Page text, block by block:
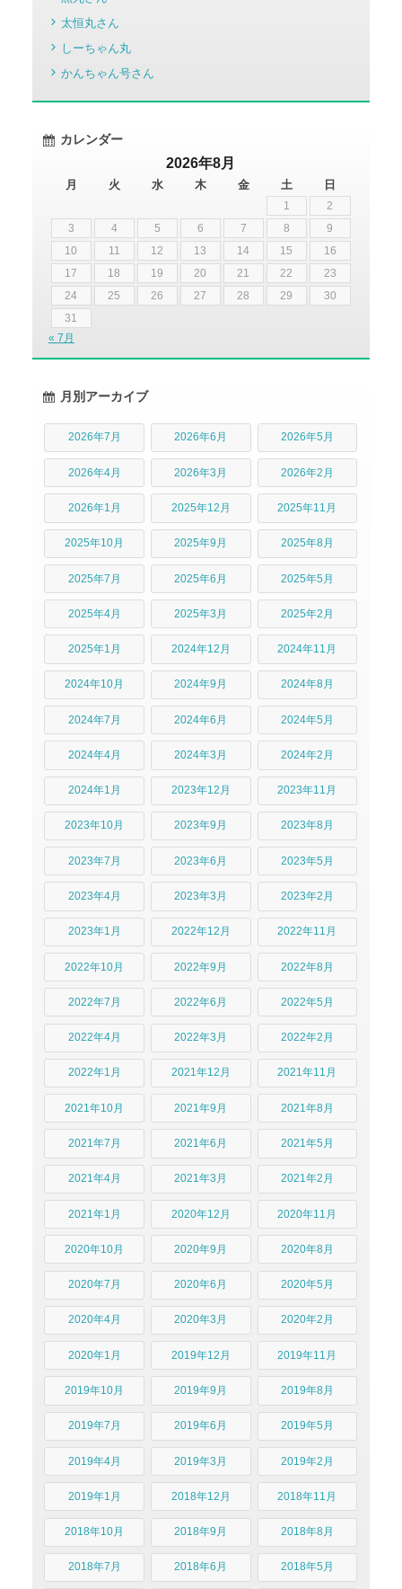
太恒丸さん
しーちゃん丸
かんちゃん号さん
カレンダー
2026年8月
月 火 水 木 金 土 日
1
2
3
4 5 6 7 8
9
10
11 12 13 14 15
16
17
18 19 20 21 22
23
24
25 26 27 28 29
30
31
« 7月
月別アーカイブ
2026年7月 2026年6月 2026年5月
2026年4月 2026年3月 2026年2月
2026年1月 2025年12月 2025年11月
2025年10月 2025年9月 2025年8月
2025年7月 2025年6月 2025年5月
2025年4月 2025年3月 2025年2月
2025年1月 2024年12月 2024年11月
2024年10月 2024年9月 2024年8月
2024年7月 2024年6月 2024年5月
2024年4月 2024年3月 2024年2月
2024年1月 2023年12月 2023年11月
2023年10月 2023年9月 2023年8月
2023年7月 2023年6月 2023年5月
2023年4月 2023年3月 2023年2月
2023年1月 2022年12月 2022年11月
2022年10月 2022年9月 2022年8月
2022年7月 2022年6月 2022年5月
2022年4月 2022年3月 2022年2月
2022年1月 2021年12月 2021年11月
2021年10月 2021年9月 2021年8月
2021年7月 2021年6月 2021年5月
2021年4月 2021年3月 2021年2月
2021年1月 2020年12月 2020年11月
2020年10月 2020年9月 2020年8月
2020年7月 2020年6月 2020年5月
2020年4月 2020年3月 2020年2月
2020年1月 2019年12月 2019年11月
2019年10月 2019年9月 2019年8月
2019年7月 2019年6月 2019年5月
2019年4月 2019年3月 2019年2月
2019年1月 2018年12月 2018年11月
2018年10月 2018年9月 2018年8月
2018年7月 2018年6月 2018年5月